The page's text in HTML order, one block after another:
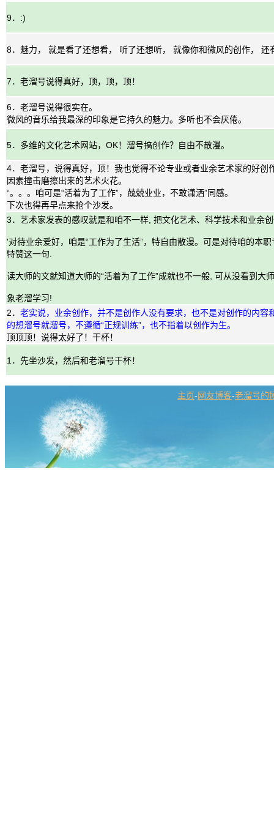
9．:)
8．魅力， 就是看了还想看， 听了还想听， 就像你和微风的创作， 还
7．老溜号说得真好，顶，顶，顶！
6．老溜号说得很实在。
微风的音乐给我最深的印象是它持久的魅力。多听也不会厌倦。
5．多维的文化艺术网站，OK！溜号搞创作？自由不散漫。
4．老溜号，说得真好，顶！我也觉得不论专业或者业余艺术家的好
因素撞击磨擦出来的艺术火花。
“。。。咱可是“活着为了工作”，兢兢业业，不敢潇洒”同感。
下次也得再早点来抢个沙发。
3．艺术家发表的感叹就是和咱不一样, 把文化艺术、科学技术和业余
'对待业余爱好，咱是“工作为了生活”，特自由散漫。可是对待咱的本
特赞这一句.
读大师的文就知道大师的“活着为了工作”成就也不一般, 可从没看到大
象老溜学习!
2． 老实说，业余创作，并不是创作人没有要求，也不是对创作的内
的想溜号就溜号，不遵循“正规训练”，也不指着以创作为生。
顶顶顶！说得太好了！干杯！
1．先坐沙发，然后和老溜号干杯！
主页-网友博客-老溜号的